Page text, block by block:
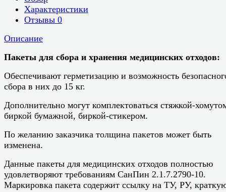
Характеристики
Отзывы 0
Описание
Пакеты для сбора и хранения медицинских отходов:
Обеспечивают герметизацию и возможность
сбора в них до 15 кг.
Дополнительно могут комплектоваться стяжкой-
биркой бумажной, биркой-стикером.
По желанию заказчика толщина пакетов может быть
изменена.
Данные пакеты для медицинских отходов полностью
удовлетворяют требованиям СанПин 2.1.7.2790-10.
Маркировка пакета содержит ссылку на ТУ, РУ,